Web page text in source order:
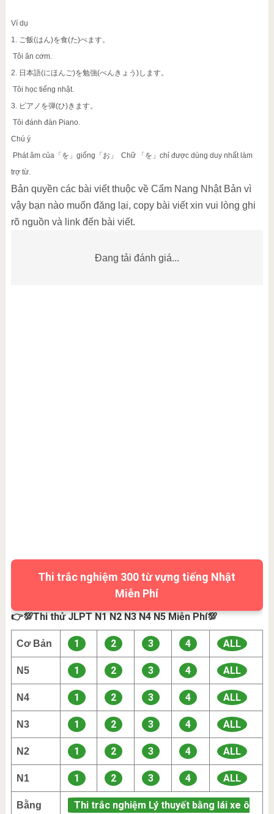
Ví dụ
1. ご飯(はん)を食(た)べます。
Tôi ăn cơm.
2. 日本語(にほんご)を勉強(べんきょう)します。
Tôi học tiếng nhật.
3. ピアノを弾(ひ)きます。
Tôi đánh đàn Piano.
Chú ý
Phát âm của「を」giống「お」 Chữ 「を」chỉ được dùng duy nhất làm
trợ từ.
Bản quyền các bài viết thuộc về Cẩm Nang Nhật Bản vì
vậy bạn nào muốn đăng lại, copy bài viết xin vui lòng ghi
rõ nguồn và link đến bài viết.
Đang tải đánh giá...
Thi trắc nghiệm 300 từ vựng tiếng Nhật
Miễn Phí
👉💯Thi thử JLPT N1 N2 N3 N4 N5 Miễn Phí💯
Cơ Bản 1 2 3 4 ALL
N5 1 2 3 4 ALL
N4 1 2 3 4 ALL
N3 1 2 3 4 ALL
N2 1 2 3 4 ALL
N1 1 2 3 4 ALL
Bằng Thi trắc nghiệm Lý thuyết bằng lái xe ô